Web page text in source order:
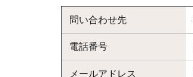
問い合わせ先
電話番号
メールアドレス